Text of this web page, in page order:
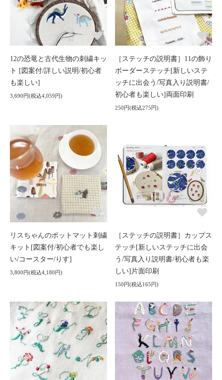
12の恐竜と古代生物の刺繍キッ
ト [図案付/詳しい説明/初心者
も楽しい]
3,690円(税込4,059円)
［ステッチの説明書］11の飾り
ボーダーステッチ[新しいステ
ッチに出会う/写真入り説明書/
初心者も楽しい]両面印刷
250円(税込275円)
リスちゃんのポットマット刺繍
キット[図案付/初心者でも楽し
い/コースター/りす]
3,800円(税込4,180円)
［ステッチの説明書］カップス
テッチ[新しいステッチに出会
う/写真入り説明書/初心者も楽
しい]片面印刷
150円(税込165円)